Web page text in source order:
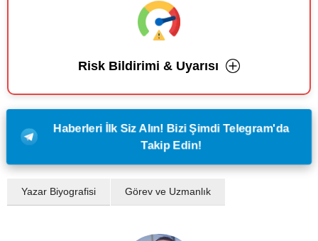
Risk Bildirimi & Uyarısı
Haberleri İlk Siz Alın! Bizi Şimdi Telegram'da
Takip Edin!
Yazar Biyografisi Görev ve Uzmanlık